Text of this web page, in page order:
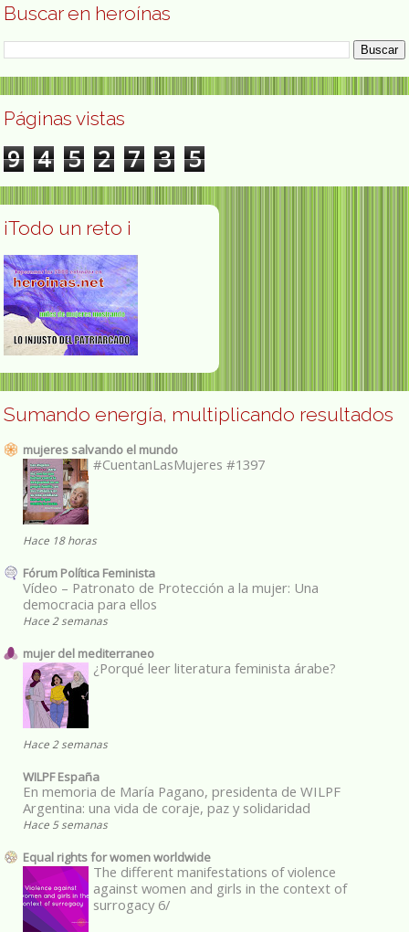
Buscar en heroínas
Páginas vistas
9 4 5 2 7 3 5
¡Todo un reto ¡
Sumando energía, multiplicando resultados
mujeres salvando el mundo
#CuentanLasMujeres #1397
Hace 18 horas
Fórum Política Feminista
Vídeo – Patronato de Protección a la mujer: Una
democracia para ellos
Hace 2 semanas
mujer del mediterraneo
¿Porqué leer literatura feminista árabe?
Hace 2 semanas
WILPF España
En memoria de María Pagano, presidenta de WILPF
Argentina: una vida de coraje, paz y solidaridad
Hace 5 semanas
Equal rights for women worldwide
The different manifestations of violence
against women and girls in the context of
surrogacy 6/